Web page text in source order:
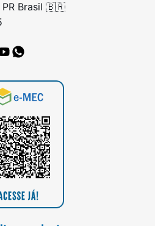
PR Brasil 🇧🇷